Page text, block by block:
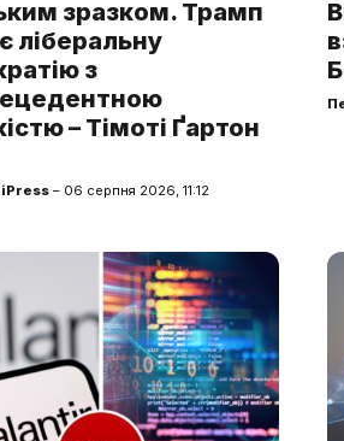
зразком. Трамп
ліберальну
з
– Тімоті Ґартон
– 06 серпня 2026, 11:12